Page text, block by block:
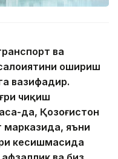
ва
ошириш
вазифадир.
чиқиш
да, Қозоғистон
марказида, яъни
кесишмасида